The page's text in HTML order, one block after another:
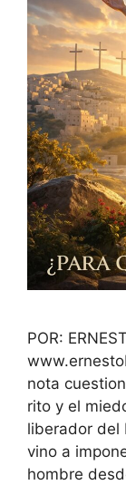
POR:
nota
rito y el
liberador del
vino a
hombre